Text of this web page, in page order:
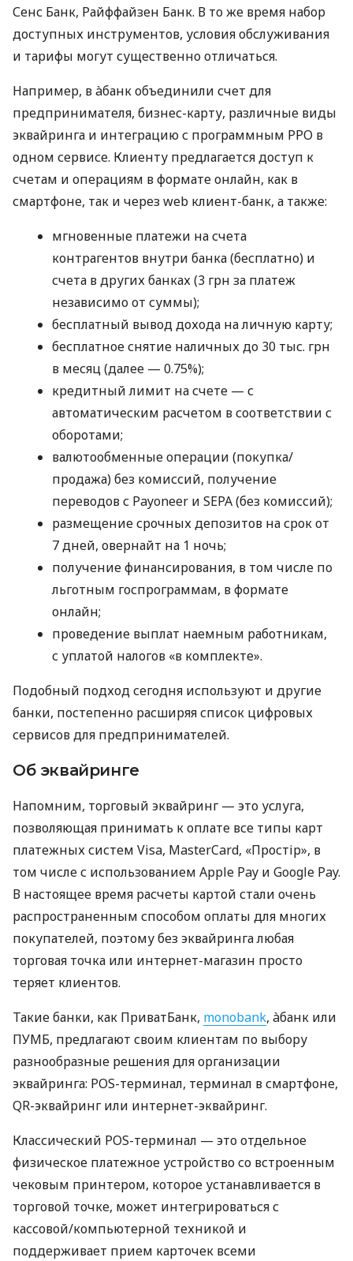
Сенс Банк, Райффайзен Банк. В то же время набор
доступных инструментов, условия обслуживания
и тарифы могут существенно отличаться.
Например, в àбанк объединили счет для
предпринимателя, бизнес-карту, различные виды
эквайринга и интеграцию с программным РРО в
одном сервисе. Клиенту предлагается доступ к
счетам и операциям в формате онлайн, как в
смартфоне, так и через web клиент-банк, а также:
мгновенные платежи на счета
контрагентов внутри банка (бесплатно) и
счета в других банках (3 грн за платеж
независимо от суммы);
бесплатный вывод дохода на личную карту;
бесплатное снятие наличных до 30 тыс. грн
в месяц (далее — 0.75%);
кредитный лимит на счете — с
автоматическим расчетом в соответствии с
оборотами;
валютообменные операции (покупка/
продажа) без комиссий, получение
переводов с Payoneer и SEPA (без комиссий);
размещение срочных депозитов на срок от
7 дней, овернайт на 1 ночь;
получение финансирования, в том числе по
льготным госпрограммам, в формате
онлайн;
проведение выплат наемным работникам,
с уплатой налогов «в комплекте».
Подобный подход сегодня используют и другие
банки, постепенно расширяя список цифровых
сервисов для предпринимателей.
Об эквайринге
Напомним, торговый эквайринг — это услуга,
позволяющая принимать к оплате все типы карт
платежных систем Visa, MasterCard, «Простір», в
том числе с использованием Apple Pay и Google Pay.
В настоящее время расчеты картой стали очень
распространенным способом оплаты для многих
покупателей, поэтому без эквайринга любая
торговая точка или интернет-магазин просто
теряет клиентов.
Такие банки, как ПриватБанк, monobank, àбанк или
ПУМБ, предлагают своим клиентам по выбору
разнообразные решения для организации
эквайринга: POS-терминал, терминал в смартфоне,
QR-эквайринг или интернет-эквайринг.
Классический POS-терминал — это отдельное
физическое платежное устройство со встроенным
чековым принтером, которое устанавливается в
торговой точке, может интегрироваться с
кассовой/компьютерной техникой и
поддерживает прием карточек всеми